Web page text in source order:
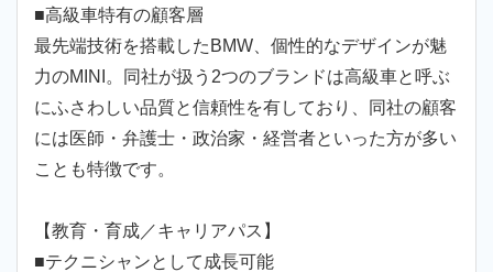
■高級車特有の顧客層
最先端技術を搭載したBMW、個性的なデザインが魅
力のMINI。同社が扱う2つのブランドは高級車と呼ぶ
にふさわしい品質と信頼性を有しており、同社の顧客
には医師・弁護士・政治家・経営者といった方が多い
ことも特徴です。
【教育・育成／キャリアパス】
■テクニシャンとして成長可能